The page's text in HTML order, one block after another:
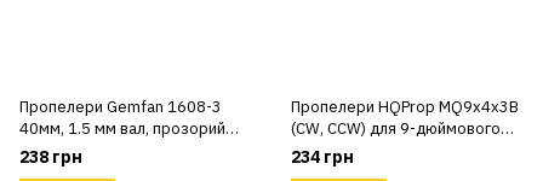
Пропелери Gemfan 1608-3
40мм, 1.5 мм вал, прозорий
чорний
238 грн
Пропелери HQProp MQ9x4x3B
(CW, CCW) для 9-дюймового
FPV дрона (2 шт.)
234 грн